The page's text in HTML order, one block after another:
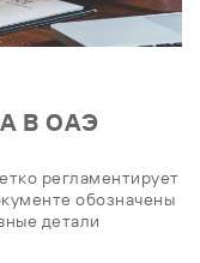
В ОАЭ
регламентирует
обозначены
детали